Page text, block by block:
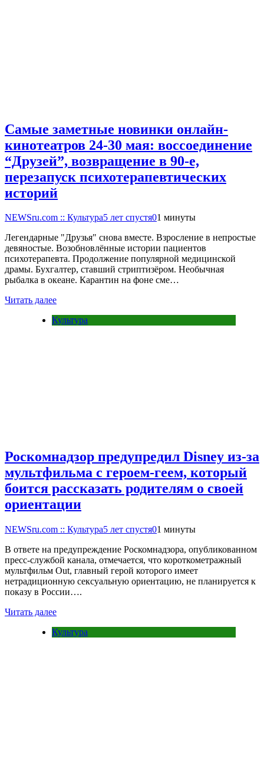
Самые заметные новинки онлайн-
кинотеатров 24-30 мая: воссоединение
“Друзей”, возвращение в 90-е,
перезапуск психотерапевтических
историй
NEWSru.com :: Культура5 лет спустя01 минуты
Легендарные "Друзья" снова вместе. Взросление в непростые
девяностые. Возобновлённые истории пациентов
психотерапевта. Продолжение популярной медицинской
драмы. Бухгалтер, ставший стриптизёром. Необычная
рыбалка в океане. Карантин на фоне сме…
Читать далее
Культура
Роскомнадзор предупредил Disney из-за
мультфильма c героем-геем, который
боится рассказать родителям о своей
ориентации
NEWSru.com :: Культура5 лет спустя01 минуты
В ответе на предупреждение Роскомнадзора, опубликованном
пресс-службой канала, отмечается, что короткометражный
мультфильм Out, главный герой которого имеет
нетрадиционную сексуальную ориентацию, не планируется к
показу в России….
Читать далее
Культура